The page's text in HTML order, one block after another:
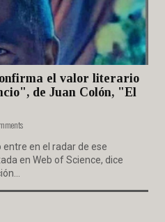
el valor literario
de Juan Colón, "El
en el radar de ese
en Web of Science, dice